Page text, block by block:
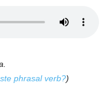
phrasal verb?)